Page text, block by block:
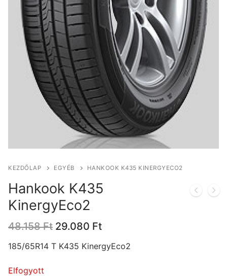
KEZDŐLAP EGYÉB HANKOOK K435 KINERGYECO2
Hankook K435
KinergyEco2
48.158Ft Original
was:
29.080 FtCurrent
is:
185/65R14 T K435 KinergyEco2
Elfogyott